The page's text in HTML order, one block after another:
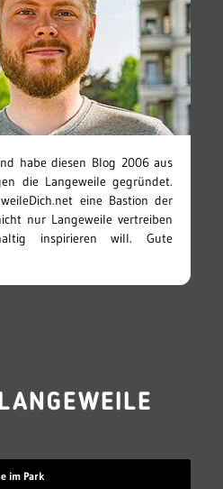
habe diesen Blog 2006 aus
die Langeweile gegründet.
eine Bastion der
nur Langeweile vertreiben
inspirieren will. Gute
im Park